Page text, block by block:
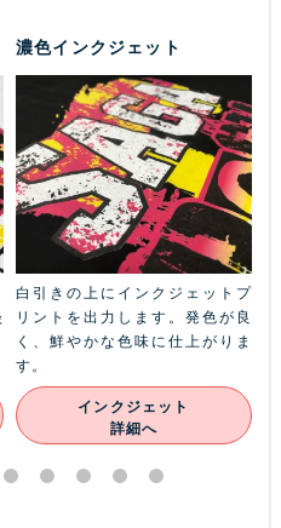
濃色インクジェット
白引きの上にインクジェットプ
リントを出力します。発色が良
く、鮮やかな色味に仕上がりま
す。
インクジェット
詳細へ